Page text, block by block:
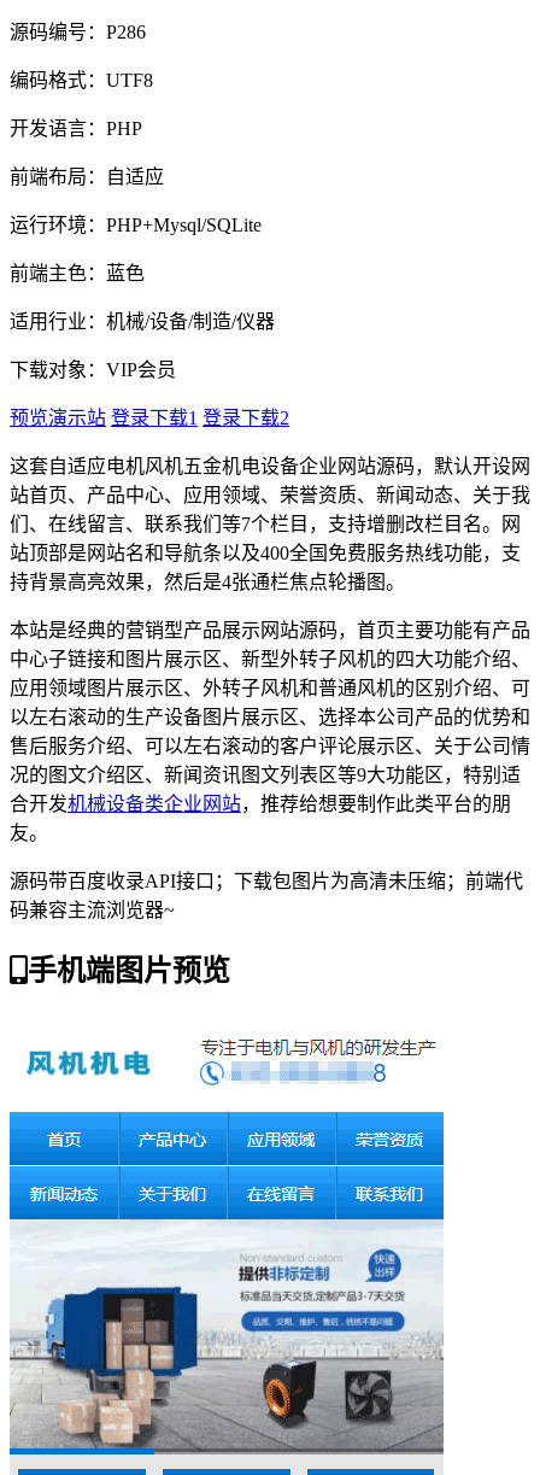
源码编号：P286
编码格式：UTF8
开发语言：PHP
前端布局：自适应
运行环境：PHP+Mysql/SQLite
前端主色：蓝色
适用行业：机械/设备/制造/仪器
下载对象：VIP会员
预览演示站 登录下载1 登录下载2
这套自适应电机风机五金机电设备企业网站源码，默认开设网
站首页、产品中心、应用领域、荣誉资质、新闻动态、关于我
们、在线留言、联系我们等7个栏目，支持增删改栏目名。网
站顶部是网站名和导航条以及400全国免费服务热线功能，支
持背景高亮效果，然后是4张通栏焦点轮播图。
本站是经典的营销型产品展示网站源码，首页主要功能有产品
中心子链接和图片展示区、新型外转子风机的四大功能介绍、
应用领域图片展示区、外转子风机和普通风机的区别介绍、可
以左右滚动的生产设备图片展示区、选择本公司产品的优势和
售后服务介绍、可以左右滚动的客户评论展示区、关于公司情
况的图文介绍区、新闻资讯图文列表区等9大功能区，特别适
合开发机械设备类企业网站，推荐给想要制作此类平台的朋
友。
源码带百度收录API接口；下载包图片为高清未压缩；前端代
码兼容主流浏览器~
手机端图片预览